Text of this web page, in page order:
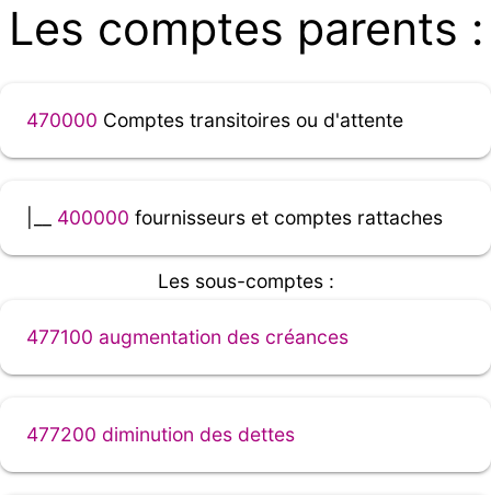
Les comptes parents :
470000 Comptes transitoires ou d'attente
400000 fournisseurs et comptes rattaches
Les sous-comptes :
477100 augmentation des créances
477200 diminution des dettes